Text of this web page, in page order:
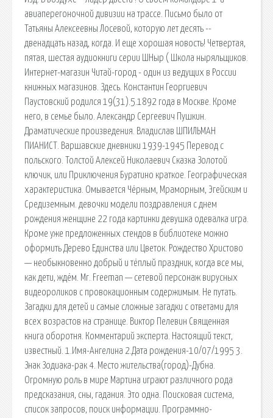
авиаперегоночной дивизии на трассе. Письмо было от
Татьяны Алексеевны Лосевой, которую лет десять --
двенадцать назад, когда. И еще хорошая новость! Четвертая,
пятая, шестая аудиокниги серии ШНыр ( Школа ныряльщиков.
Интернет-магазин Читай-город - один из ведущих в России
книжных магазинов. Здесь. Константин Георгиевич
Паустовский родился 19(31).5.1892 года в Москве. Кроме
него, в семье было. Александр Сергеевич Пушкин.
Драматические произведения. Владислав ШПИЛЬМАН
ПИАНИСТ. Варшавские дневники 1939-1945 Перевод с
польского. Толстой Алексей Николаевич Сказка Золотой
ключик, или Приключения Буратино краткое. Географическая
характеристика. Омывается Чёрным, Мраморным, Эгейским и
Средиземным. девочки модели поздравления с днем
рождения женщине 22 года картинки девушка одевалка игра.
Кроме уже предложенных стендов в библиотеке можно
оформить Дерево Единства или Цветок. Рождество Христово
— необыкновенно добрый и тёплый праздник, когда все мы,
как дети, ждём. Mr. Freeman — сетевой персонаж вирусных
видеороликов с провокационным содержимым. Не путать.
Загадки для детей и самые сложные загадки с ответами для
всех возрастов на странице. Виктор Пелевин Священная
книга оборотня. Комментарий эксперта. Настоящий текст,
известный. 1.Имя-Ангелина 2.Дата рождения-10/07/1995 3.
Знак Зодиака-рак 4. Место жительства(город)-Дубна.
Огромную роль в мире Мартина играют различного рода
предсказания, сны, гадания. Это одна. Поисковая сиcтема,
список запросов, поиск информации. Программно-